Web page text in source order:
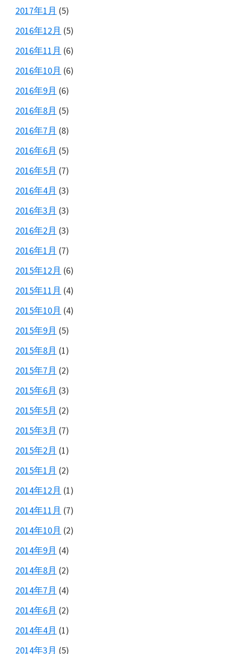
2017年1月 (5)
2016年12月 (5)
2016年11月 (6)
2016年10月 (6)
2016年9月 (6)
2016年8月 (5)
2016年7月 (8)
2016年6月 (5)
2016年5月 (7)
2016年4月 (3)
2016年3月 (3)
2016年2月 (3)
2016年1月 (7)
2015年12月 (6)
2015年11月 (4)
2015年10月 (4)
2015年9月 (5)
2015年8月 (1)
2015年7月 (2)
2015年6月 (3)
2015年5月 (2)
2015年3月 (7)
2015年2月 (1)
2015年1月 (2)
2014年12月 (1)
2014年11月 (7)
2014年10月 (2)
2014年9月 (4)
2014年8月 (2)
2014年7月 (4)
2014年6月 (2)
2014年4月 (1)
2014年3月 (5)